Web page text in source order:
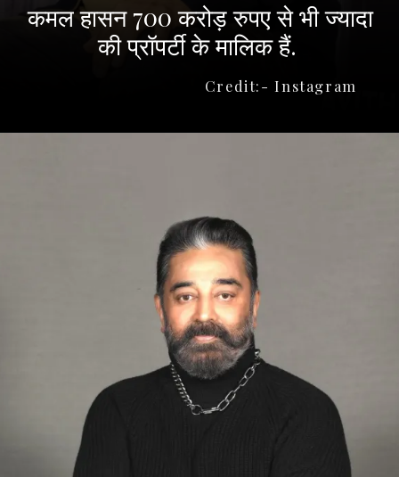
Credit:- Instagram
कमल हासन 700 करोड़ रुपए से भी ज्यादा
की प्रॉपर्टी के मालिक हैं.